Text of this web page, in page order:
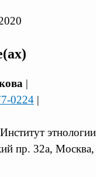
|
0224 |
этнологии
пр. 32а, Москва,